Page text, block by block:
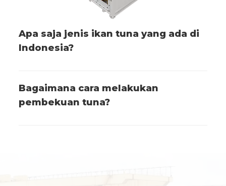
Apa saja jenis ikan tuna yang ada di
Indonesia?
Bagaimana cara melakukan
pembekuan tuna?